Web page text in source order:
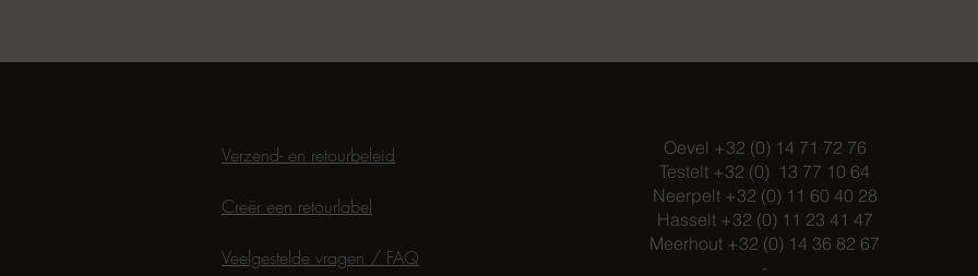
Verzend- en retourbeleid
Creër een retourlabel
Veelgestelde vragen / FAQ
Oevel +32 (0) 14 71 72 76
Testelt +32 (0) 13 77 10 64
Neerpelt +32 (0) 11 60 40 28
Hasselt +32 (0) 11 23 41 47
Meerhout +32 (0) 14 36 82 67
-